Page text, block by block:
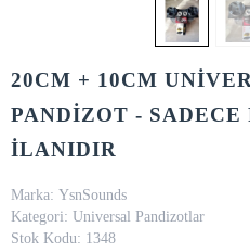
20CM + 10CM
PANDİZOT - SADECE
İLANIDIR
Marka: YsnSounds
Kategori: Universal Pandizotlar
Stok Kodu: 1348